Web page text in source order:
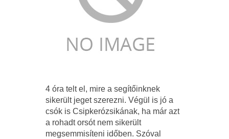
4 óra telt el, mire a segítőinknek
sikerült jeget szerezni. Végül is jó a
csók is Csipkerózsikának, ha már azt
a rohadt orsót nem sikerült
megsemmisíteni időben. Szóval